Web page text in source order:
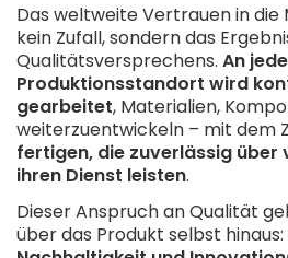
Das weltweite Vertrauen in die
kein Zufall, sondern das
Qualitätsversprechens. An
Produktionsstandort wird
gearbeitet, Materialien,
weiterzuentwickeln – mit dem
fertigen, die zuverlässig über
ihren Dienst leisten.
Dieser Anspruch an Qualität
über das Produkt selbst